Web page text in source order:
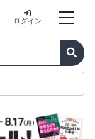
ログイン